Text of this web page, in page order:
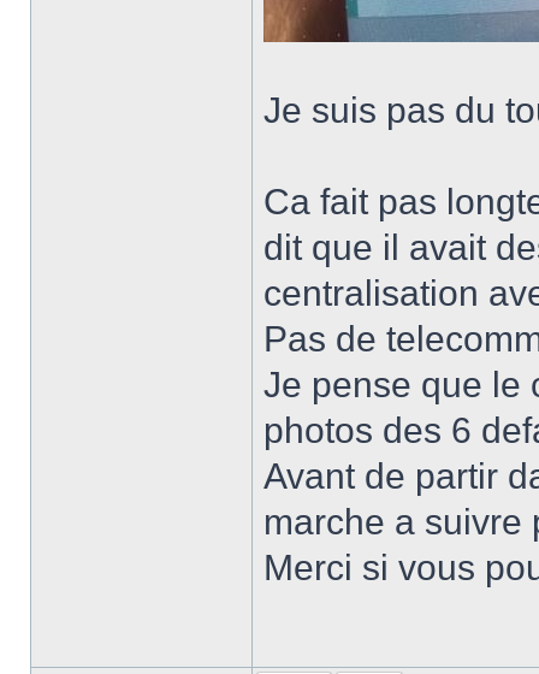
Je suis pas du
Ca fait pas
dit que il avait
centralisation
Pas de
Je pense que le
photos des 6
Avant de partir
marche a suivre
Merci si vous